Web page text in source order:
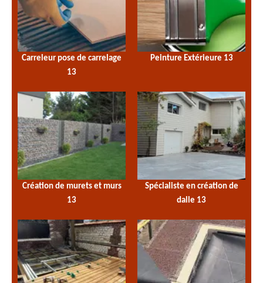
Carreleur pose de carrelage
13
Peinture Extérieure 13
Création de murets et murs
13
Spécialiste en création de
dalle 13